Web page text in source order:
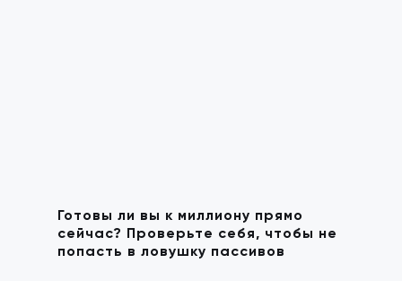
Готовы ли вы к миллиону прямо
сейчас? Проверьте себя, чтобы не
попасть в ловушку пассивов